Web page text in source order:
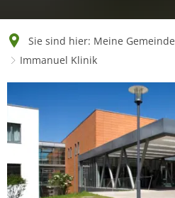
Sie sind hier: Meine Gemeinde
Immanuel Klinik
Klinik